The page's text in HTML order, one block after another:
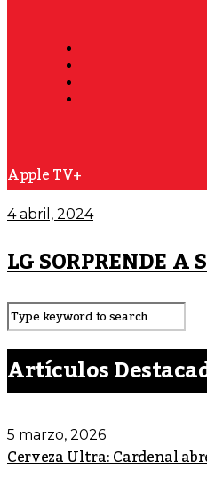
Apple TV+
4 abril, 2024
LG SORPRENDE A
Artículos
5 marzo, 2026
Cerveza Ultra: Cardenal